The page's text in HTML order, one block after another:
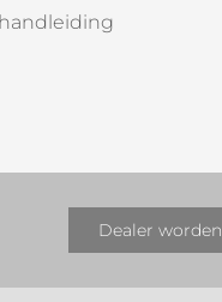
Dealer worden